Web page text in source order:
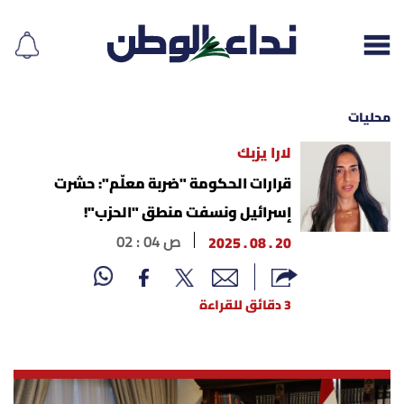
إقرأ الجريدة
لبنان
محليات
محليات
لارا يزبك
قرارات الحكومة "ضربة معلّم": حشرت
إسرائيل ونسفت منطق "الحزب"!
20 . 08 . 2025
02 : 04 ص
3 دقائق للقراءة